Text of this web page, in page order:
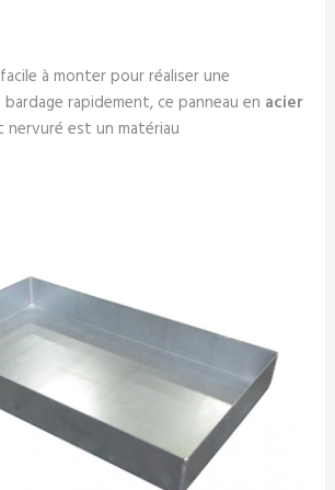
à monter pour réaliser une
rapidement, ce panneau en acier
nervuré est un matériau